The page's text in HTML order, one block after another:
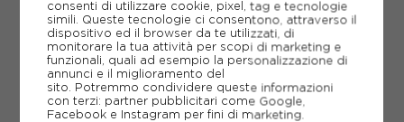
M L
69,95€
consenti di utilizzare cookie, pixel, tag e tecnologie
simili. Queste tecnologie ci consentono, attraverso il
dispositivo ed il browser da te utilizzati, di
monitorare la tua attività per scopi di marketing e
funzionali, quali ad esempio la personalizzazione di
annunci e il miglioramento del
sito. Potremmo condividere queste informazioni
con terzi: partner pubblicitari come Google,
Facebook e Instagram per fini di marketing.